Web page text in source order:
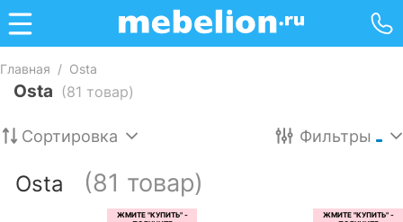
Главная / Osta
Osta (81 товар)
Сортировка Фильтры
Osta (81 товар)